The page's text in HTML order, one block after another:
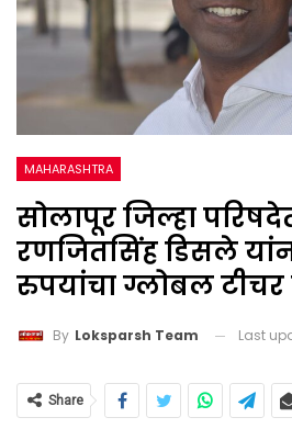
MAHARASHTRA
सोलापूर जिल्हा
रणजितसिंह डिसले
रुपयांचा ग्लोबल टीचर
By Loksparsh Team Last
Share